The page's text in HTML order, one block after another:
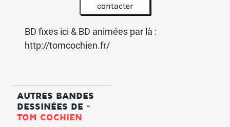
contacter
BD fixes ici & BD animées par là :
http://tomcochien.fr/
AUTRES BANDES
DESSINÉES DE -
TOM COCHIEN